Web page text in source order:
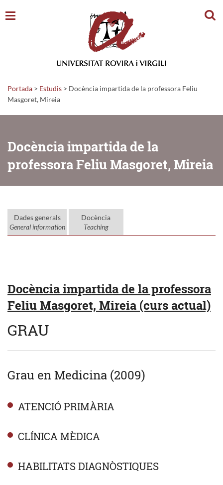
Portada > Estudis > Docència impartida de la professora Feliu
Masgoret, Mireia
Docència impartida de la
professora Feliu Masgoret, Mireia
Dades generals
General information
Docència
Teaching
Docència impartida de la professora
Feliu Masgoret, Mireia (curs actual)
GRAU
Grau en Medicina (2009)
ATENCIÓ PRIMÀRIA
CLÍNICA MÈDICA
HABILITATS DIAGNÒSTIQUES